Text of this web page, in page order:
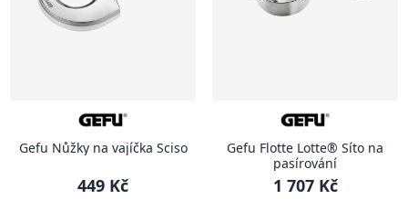
Gefu Nůžky na vajíčka Sciso
449 Kč
Gefu Flotte Lotte® Síto na
pasírování
1 707 Kč